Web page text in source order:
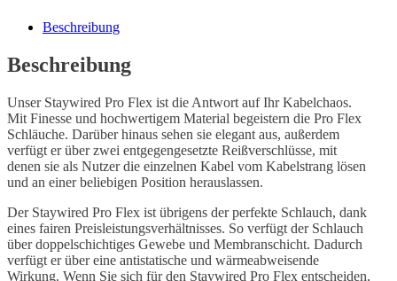
Beschreibung
Beschreibung
Unser Staywired Pro Flex ist die Antwort auf Ihr Kabelchaos.
Mit Finesse und hochwertigem Material begeistern die Pro Flex
Schläuche. Darüber hinaus sehen sie elegant aus, außerdem
verfügt er über zwei entgegengesetzte Reißverschlüsse, mit
denen sie als Nutzer die einzelnen Kabel vom Kabelstrang lösen
und an einer beliebigen Position herauslassen.
Der Staywired Pro Flex ist übrigens der perfekte Schlauch, dank
eines fairen Preisleistungsverhältnisses. So verfügt der Schlauch
über doppelschichtiges Gewebe und Membranschicht. Dadurch
verfügt er über eine antistatische und wärmeabweisende
Wirkung. Wenn Sie sich für den Staywired Pro Flex entscheiden,